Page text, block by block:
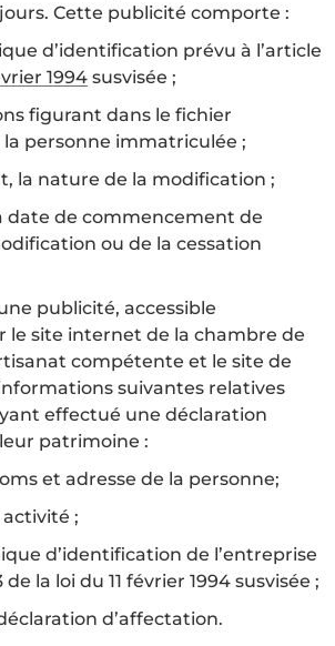
Cette publicité comporte :
d’identification prévu à l’article
1994 susvisée ;
figurant dans le fichier
personne immatriculée ;
la nature de la modification ;
date de commencement de
ou de la cessation
publicité, accessible
le site internet de la chambre de
compétente et le site de
suivantes relatives
effectué une déclaration
patrimoine :
et adresse de la personne;
activité ;
d’identification de l’entreprise
la loi du 11 février 1994 susvisée ;
d’affectation.